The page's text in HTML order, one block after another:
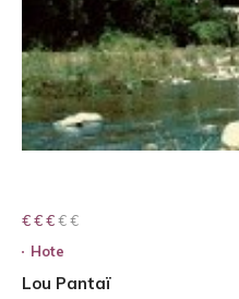
€ € € € €
€ € €
Hote
Lou Pantaï